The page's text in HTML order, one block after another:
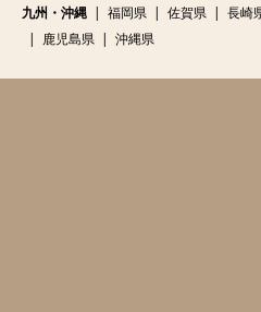
九州・沖縄
福岡県 佐賀県 長崎
鹿児島県
沖縄県